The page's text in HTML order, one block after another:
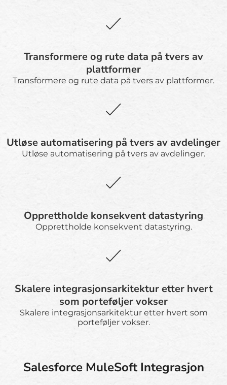
Transformere og rute data på tvers av
plattformer
Transformere og rute data på tvers av plattformer.
Utløse automatisering på tvers av avdelinger
Utløse automatisering på tvers av avdelinger.
Opprettholde konsekvent datastyring
Opprettholde konsekvent datastyring.
Skalere integrasjonsarkitektur etter hvert
som porteføljer vokser
Skalere integrasjonsarkitektur etter hvert som
porteføljer vokser.
Salesforce MuleSoft Integrasjon